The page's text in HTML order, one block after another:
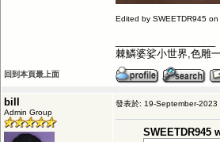
Edited by SWEETDR945
棘鱗婆娑小世界,色雕
回到本頁最上面
bill
Admin Group
發表於: 19-September-
SWEETDR945